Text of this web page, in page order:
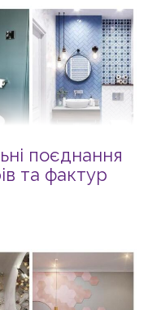
поєднання
та фактур